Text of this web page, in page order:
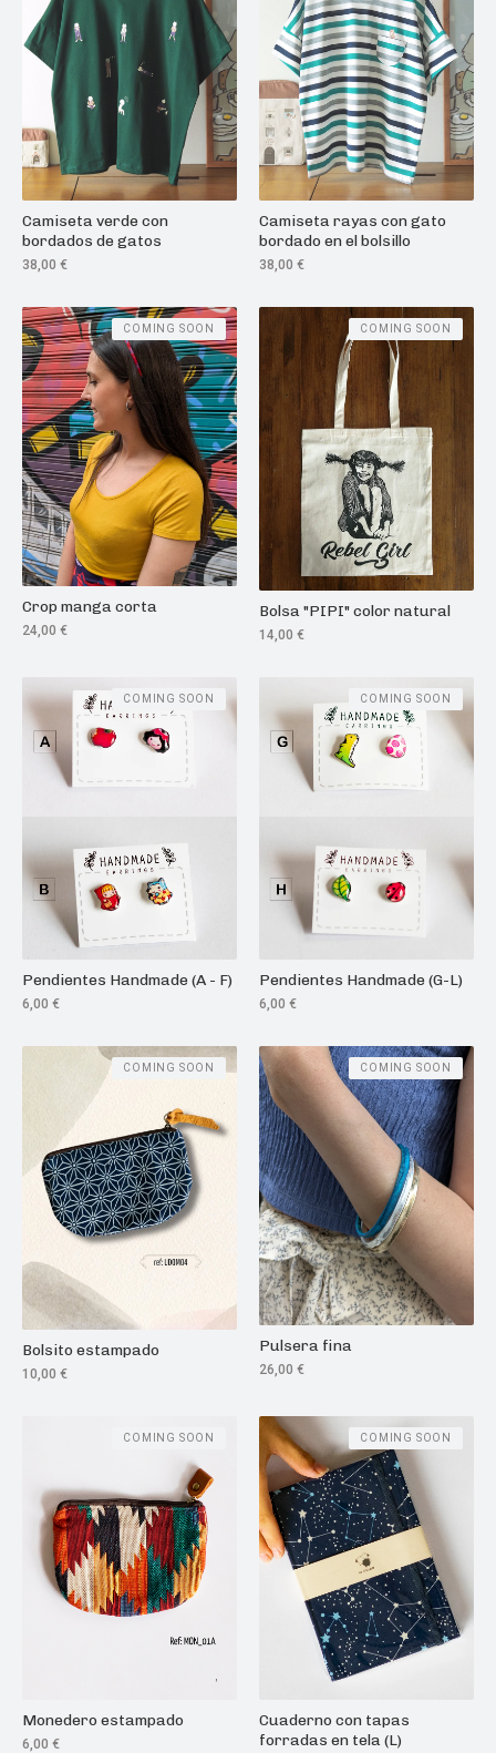
Camiseta verde con
bordados de gatos
38,00 €
Camiseta rayas con gato
bordado en el bolsillo
38,00 €
Crop manga corta
24,00 €
COMING SOON
Bolsa "PIPI" color natural
14,00 €
COMING SOON
Pendientes Handmade (A - F)
6,00 €
COMING SOON
Pendientes Handmade (G-L)
6,00 €
COMING SOON
Bolsito estampado
10,00 €
COMING SOON
Pulsera fina
26,00 €
COMING SOON
Monedero estampado
6,00 €
COMING SOON
Cuaderno con tapas
forradas en tela (L)
COMING SOON